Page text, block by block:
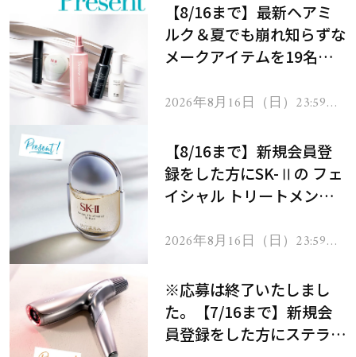
【8/16まで】最新ヘアミ
ルク＆夏でも崩れ知らずな
メークアイテムを19名様
2026年8月16日（日）23:59ま
【8/16まで】新規会員登
録をした方にSK-Ⅱの フェ
イシャル トリートメント
2026年8月16日（日）23:59ま
※応募は終了いたしまし
た。【7/16まで】新規会
員登録をした方にステラボ